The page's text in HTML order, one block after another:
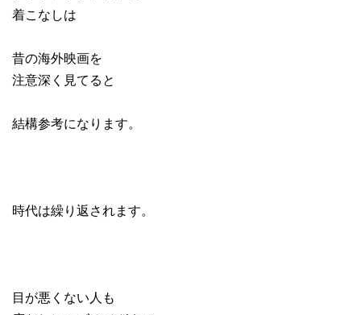
着こなしは
昔の海外映画を
注意深く見てると
結構参考になります。
時代は繰り返されます。
目が悪くない人も